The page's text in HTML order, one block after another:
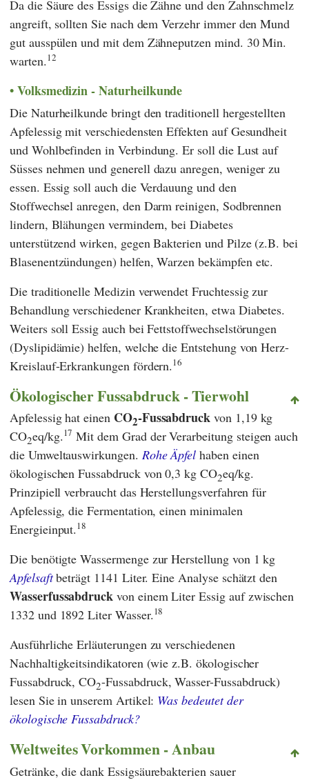
Da die Säure des Essigs die Zähne und den Zahnschmelz
angreift, sollten Sie nach dem Verzehr immer den Mund
gut ausspülen und mit dem Zähneputzen mind. 30 Min.
warten.12
Volksmedizin - Naturheilkunde
Die Naturheilkunde bringt den traditionell hergestellten
Apfelessig mit verschiedensten Effekten auf Gesundheit
und Wohlbefinden in Verbindung. Er soll die Lust auf
Süsses nehmen und generell dazu anregen, weniger zu
essen. Essig soll auch die Verdauung und den
Stoffwechsel anregen, den Darm reinigen, Sodbrennen
lindern, Blähungen vermindern, bei Diabetes
unterstützend wirken, gegen Bakterien und Pilze (z.B. bei
Blasenentzündungen) helfen, Warzen bekämpfen etc.
Die traditionelle Medizin verwendet Fruchtessig zur
Behandlung verschiedener Krankheiten, etwa Diabetes.
Weiters soll Essig auch bei Fettstoffwechselstörungen
(Dyslipidämie) helfen, welche die Entstehung von Herz-
Kreislauf-Erkrankungen fördern.16
Ökologischer Fussabdruck - Tierwohl
Apfelessig hat einen CO2-Fussabdruck von 1,19 kg
CO2eq/kg.17 Mit dem Grad der Verarbeitung steigen auch
die Umweltauswirkungen. Rohe Äpfel haben einen
ökologischen Fussabdruck von 0,3 kg CO2eq/kg.
Prinzipiell verbraucht das Herstellungsverfahren für
Apfelessig, die Fermentation, einen minimalen
Energieinput.18
Die benötigte Wassermenge zur Herstellung von 1 kg
Apfelsaftbeträgt 1141 Liter. Eine Analyse schätzt den
Wasserfussabdruck von einem Liter Essig auf zwischen
1332 und 1892 Liter Wasser.18
Ausführliche Erläuterungen zu verschiedenen
Nachhaltigkeitsindikatoren (wie z.B. ökologischer
Fussabdruck, CO2-Fussabdruck, Wasser-Fussabdruck)
lesen Sie in unserem Artikel: Was bedeutet der
ökologische Fussabdruck?
Weltweites Vorkommen - Anbau
Getränke, die dank Essigsäurebakterien sauer